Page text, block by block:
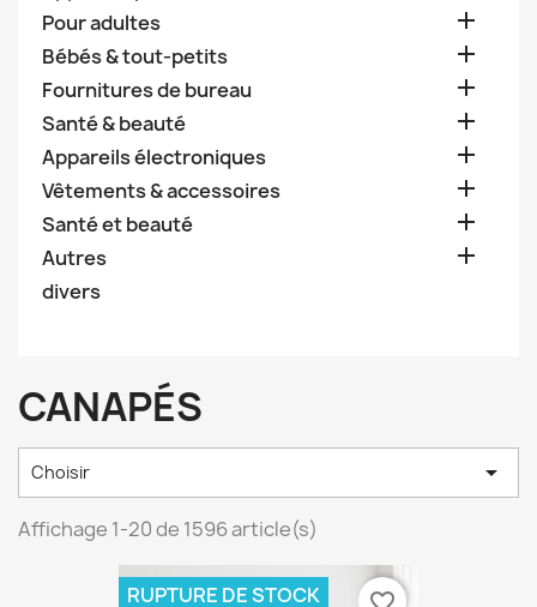
Pour adultes 
Bébés & tout-petits 
Fournitures de bureau 
Santé & beauté 
Appareils électroniques 
Vêtements & accessoires 
Santé et beauté 
Autres 
divers
CANAPÉS
Choisir 
Affichage 1-20 de 1596 article(s)
RUPTURE DE STOCK